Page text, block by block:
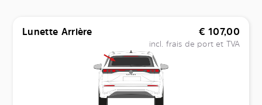
Lunette Arrière € 107,00
incl. frais de port et TVA